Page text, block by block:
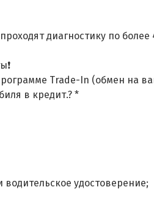
диагностику по
Trade-In (обмен на
в кредит.? *
удостоверение;